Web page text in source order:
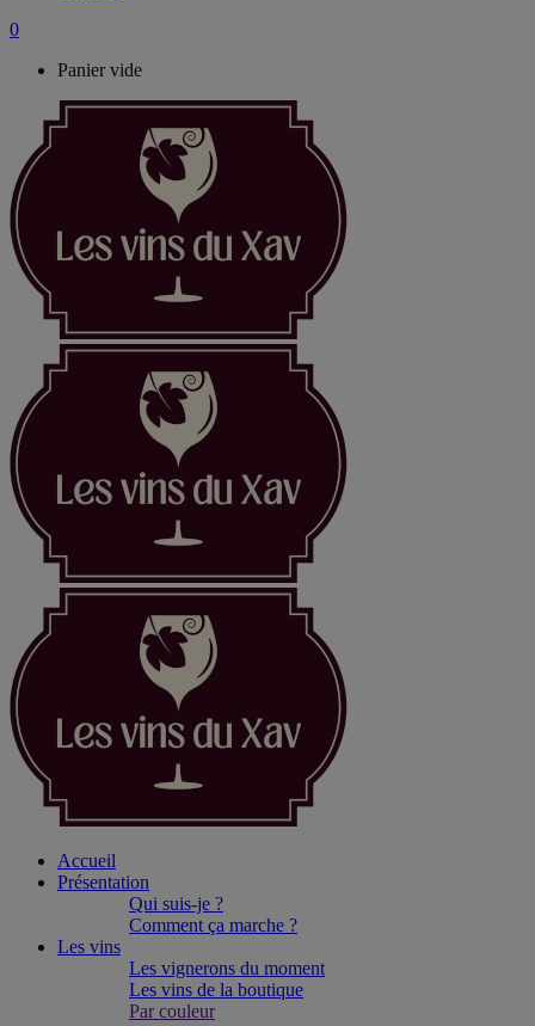
0
Panier vide
Accueil
Présentation
Qui suis-je ?
Comment ça marche ?
Les vins
Les vignerons du moment
Les vins de la boutique
Par couleur